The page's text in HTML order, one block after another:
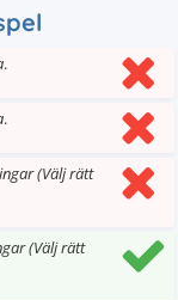
.
.
(Välj rätt
(Välj rätt